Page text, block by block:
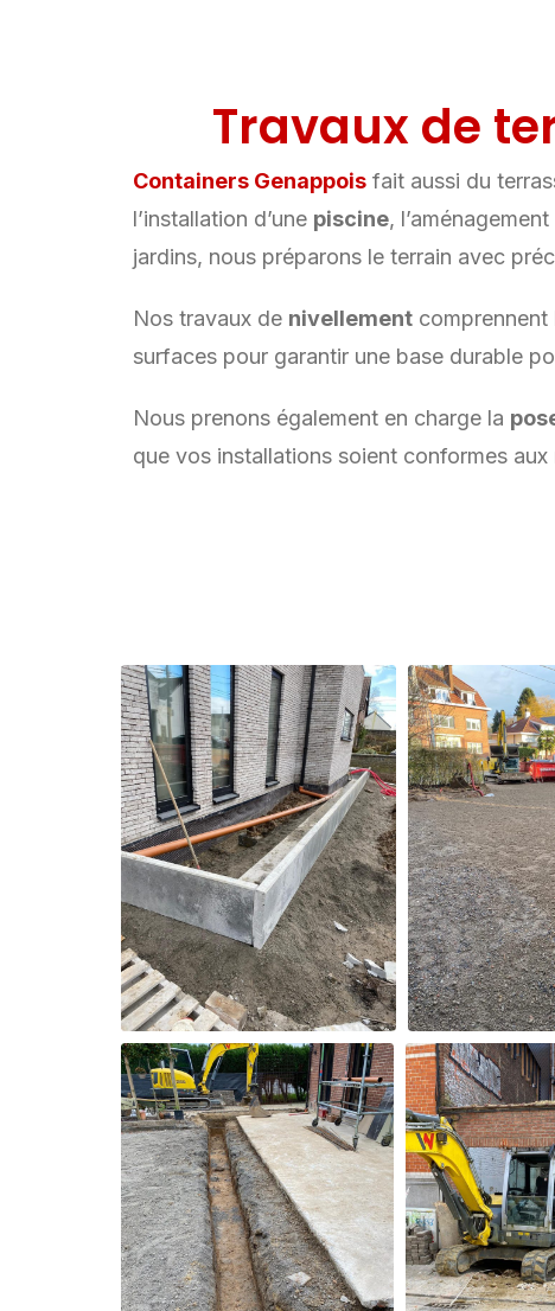
Travaux de
Containers Genappois fait aussi du
l’installation d’une piscine, l’aménagement
jardins, nous préparons le terrain avec
Nos travaux de nivellement comprennent
surfaces pour garantir une base durable
Nous prenons également en charge la
que vos installations soient conformes